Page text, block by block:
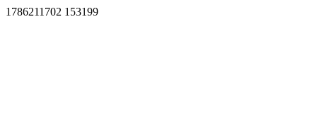
1786211702 153199